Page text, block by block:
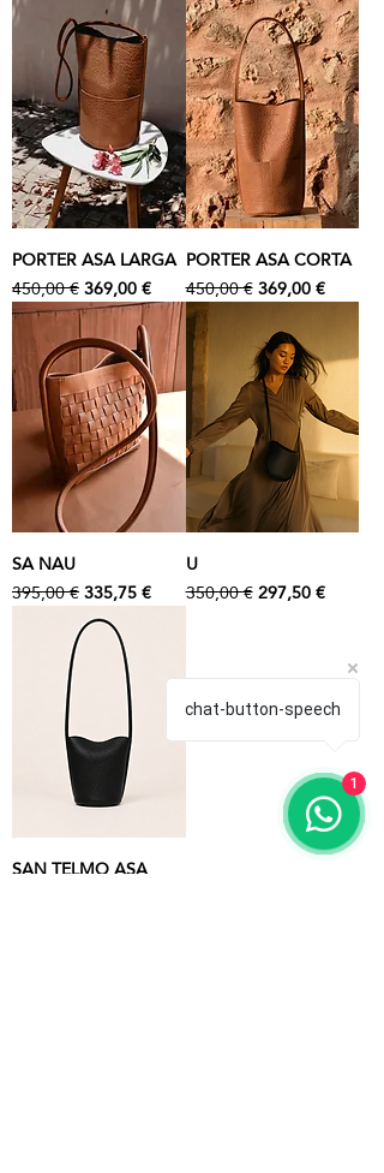
PORTER ASA LARGA
Precio
450,00 €Precio de oferta
369,00 €
PORTER ASA CORTA
Precio
450,00 €Precio de oferta
369,00 €
SA NAU
Precio
395,00 €Precio de oferta
335,75 €
U
Precio
350,00 €Precio de oferta
297,50 €
SAN TELMO ASA
chat-button-speech
1